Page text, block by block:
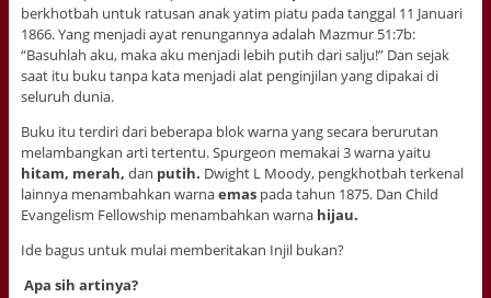
berkhotbah untuk ratusan anak yatim piatu pada tanggal 11 Januari
1866. Yang menjadi ayat renungannya adalah Mazmur 51:7b:
“Basuhlah aku, maka aku menjadi lebih putih dari salju!” Dan sejak
saat itu buku tanpa kata menjadi alat penginjilan yang dipakai di
seluruh dunia.
Buku itu terdiri dari beberapa blok warna yang secara berurutan
melambangkan arti tertentu. Spurgeon memakai 3 warna yaitu
hitam, merah, dan putih. Dwight L Moody, pengkhotbah terkenal
lainnya menambahkan warnaemas pada tahun 1875. Dan Child
Evangelism Fellowship menambahkan warna hijau.
Ide bagus untuk mulai memberitakan Injil bukan?
Apa sih artinya?